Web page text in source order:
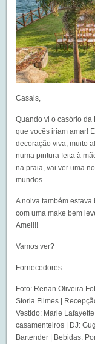
Casais,
Quando vi o casório da
que vocês iriam amar!
decoração viva, muito
numa pintura feita à
na praia, vai ver uma
mundos.
A noiva também
com uma make bem
Amei!!!
Vamos ver?
Fornecedores:
Foto: Renan Oliveira
Storia Filmes |
Vestido: Marie
casamenteiros | DJ:
Bartender | Bebidas: